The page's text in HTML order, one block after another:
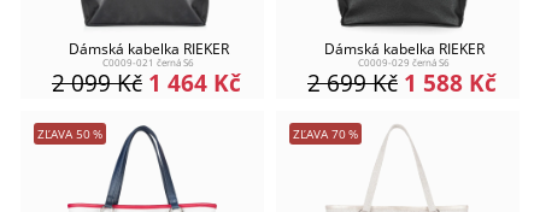
Dámská kabelka RIEKER
C0009-021 černá S6
1 464 Kč
2 099Kč
Dámská kabelka RIEKER
C0009-029 černá S6
1 588 Kč
2 699Kč
ZĽAVA 50% ZĽAVA 70%